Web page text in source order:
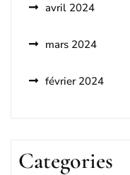
avril 2024
mars 2024
février 2024
Categories